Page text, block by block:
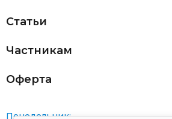
Статьи
Частникам
Оферта
Понедельник: